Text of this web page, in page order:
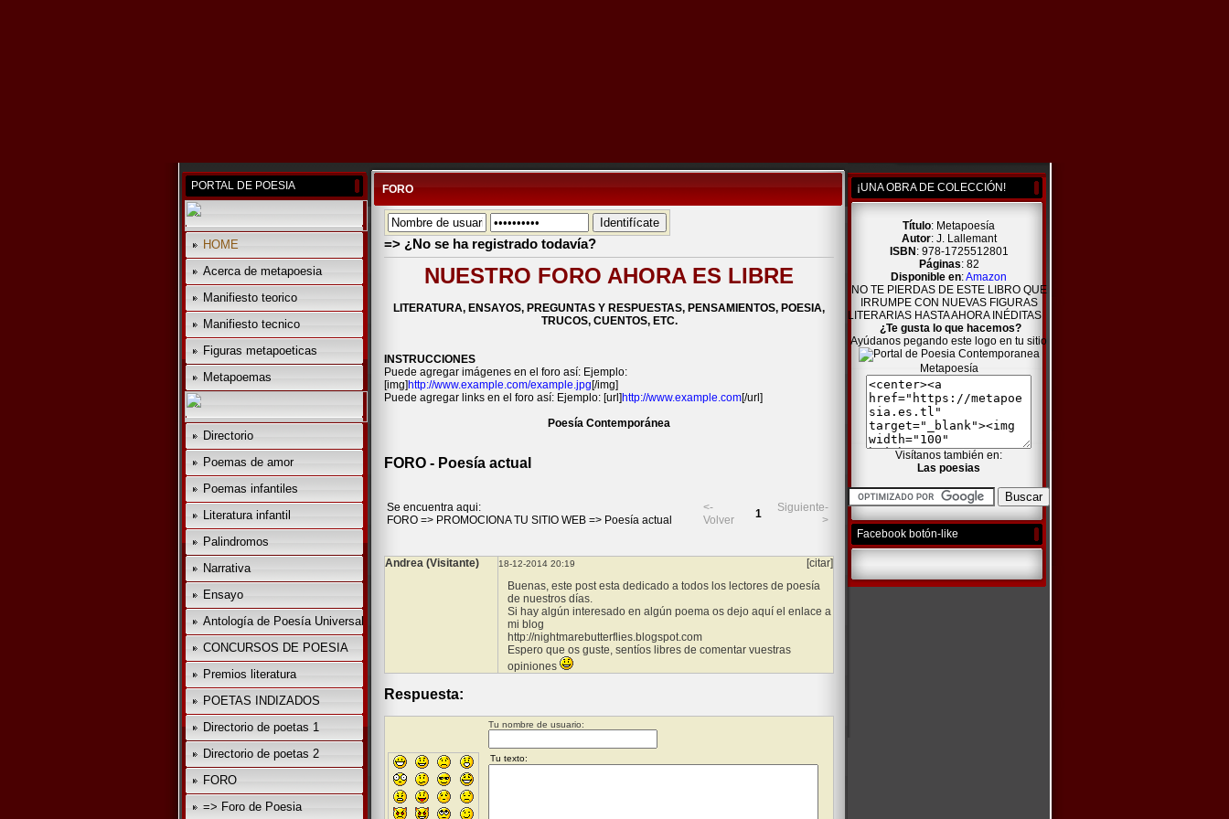
PORTAL DE POESIA
HOME
Acerca de metapoesia
Manifiesto teorico
Manifiesto tecnico
Figuras metapoeticas
Metapoemas
Directorio
Poemas de amor
Poemas infantiles
Literatura infantil
Palindromos
Narrativa
Ensayo
Antología de Poesía Universal
CONCURSOS DE POESIA
Premios literatura
POETAS INDIZADOS
Directorio de poetas 1
Directorio de poetas 2
FORO
=> Foro de Poesia
FORO
=> ¿No se ha registrado todavía?
NUESTRO FORO AHORA ES LIBRE
LITERATURA, ENSAYOS, PREGUNTAS Y RESPUESTAS, PENSAMIENTOS, POESIA,
TRUCOS, CUENTOS, ETC.
INSTRUCCIONES
Puede agregar imágenes en el foro así: Ejemplo:
[img] http://www.example.com/example.jpg [/img]
Puede agregar links en el foro así: Ejemplo: [url] http://www.example.com[/url]
Poesía Contemporánea
FORO - Poesía actual
Se encuentra aqui:
FORO => PROMOCIONA TU SITIO WEB => Poesía actual
<-
Volver
1
Siguiente-
>
Andrea (Visitante) 18-12-2014 20:19
[citar]
Buenas, este post esta dedicado a todos los lectores de poesía
de nuestros días.
Si hay algún interesado en algún poema os dejo aquí el enlace a
mi blog
http://nightmarebutterflies.blogspot.com
Espero que os guste, sentíos libres de comentar vuestras
opiniones
Respuesta:
Tu nombre de usuario:
¡UNA OBRA DE COLECCIÓN!
Título: Metapoesía
Autor: J. Lallemant
ISBN : 978-1725512801
Páginas: 82
Disponible en:Amazon
NO TE PIERDAS DE ESTE LIBRO QUE
IRRUMPE CON NUEVAS FIGURAS
LITERARIAS HASTA AHORA INÉDITAS
¿Te gusta lo que hacemos?
Ayúdanos pegando este logo en tu sitio
Metapoesía
Visítanos también en:
Las poesias
Facebook botón-like